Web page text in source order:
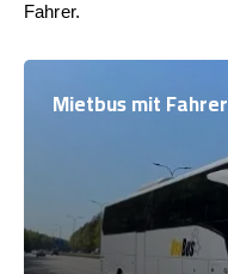
Fahrer.
Mietbus mit Fahrer